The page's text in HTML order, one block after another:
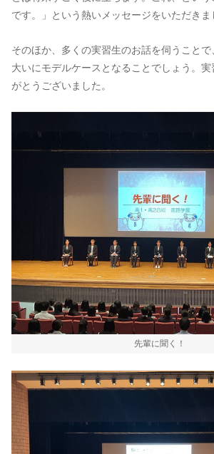
です。」という熱いメッセージをいただきま
そのほか、多くの実習生のお話を伺うこと
大いにモデルケースとなることでしょう。実
がとうございました。
先輩に聞く！